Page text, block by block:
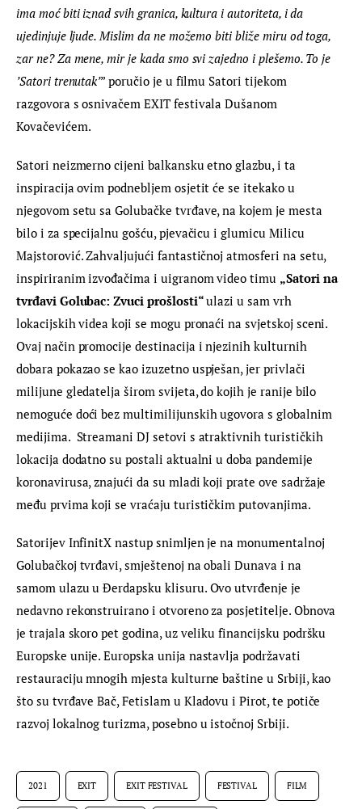
ima moć biti iznad svih granica, kultura i autoriteta, i da
ujedinjuje ljude. Mislim da ne možemo biti bliže miru od toga,
zar ne? Za mene, mir je kada smo svi zajedno i plešemo. To je
’Satori trenutak’” poručio je u filmu Satori tijekom
razgovora s osnivačem EXIT festivala Dušanom
Kovačevićem.
Satori neizmerno cijeni balkansku etno glazbu, i ta
inspiracija ovim podnebljem osjetit će se itekako u
njegovom setu sa Golubačke tvrđave, na kojem je mesta
bilo i za specijalnu gošću, pjevačicu i glumicu Milicu
Majstorović. Zahvaljujući fantastičnoj atmosferi na setu,
inspiriranim izvođačima i uigranom video timu „Satori na
tvrđavi Golubac: Zvuci prošlosti“ ulazi u sam vrh
lokacijskih videa koji se mogu pronaći na svjetskoj sceni.
Ovaj način promocije destinacija i njezinih kulturnih
dobara pokazao se kao izuzetno uspješan, jer privlači
milijune gledatelja širom svijeta, do kojih je ranije bilo
nemoguće doći bez multimilijunskih ugovora s globalnim
medijima.  Streamani DJ setovi s atraktivnih turističkih
lokacija dodatno su postali aktualni u doba pandemije
koronavirusa, znajući da su mladi koji prate ove sadržaje
među prvima koji se vraćaju turističkim putovanjima.
Satorijev InfinitX nastup snimljen je na monumentalnoj
Golubačkoj tvrđavi, smještenoj na obali Dunava i na
samom ulazu u Đerdapsku klisuru. Ovo utvrđenje je
nedavno rekonstruirano i otvoreno za posjetitelje. Obnova
je trajala skoro pet godina, uz veliku financijsku podršku
Europske unije. Europska unija nastavlja podržavati
restauraciju mnogih mjesta kulturne baštine u Srbiji, kao
što su tvrđave Bač, Fetislam u Kladovu i Pirot, te potiče
razvoj lokalnog turizma, posebno u istočnoj Srbiji.
2021 EXIT EXIT FESTIVAL FESTIVAL FILM